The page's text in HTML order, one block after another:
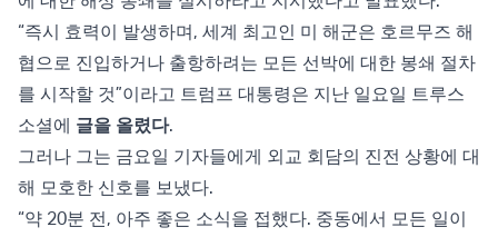
“즉시 효력이 발생하며, 세계 최고인 미 해군은 호르무즈 해
협으로 진입하거나 출항하려는 모든 선박에 대한 봉쇄 절차
를 시작할 것”이라고 트럼프 대통령은 지난 일요일 트루스
소셜에 글을 올렸다.
그러나 그는 금요일 기자들에게 외교 회담의 진전 상황에 대
해 모호한 신호를 보냈다.
“약 20분 전, 아주 좋은 소식을 접했다. 중동에서 모든 일이